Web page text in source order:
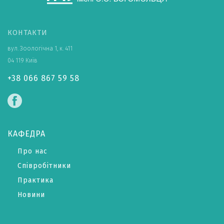
КОНТАКТИ
вул. Зоологічна 1, к. 411
04 119 Київ
+38 066 867 59 58
КАФЕДРА
Про нас
Співробітники
Практика
Новини